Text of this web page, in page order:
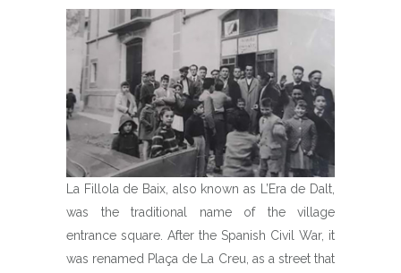
La Fillola de Baix, also known as L’Era de Dalt,
was the traditional name of the village
entrance square. After the Spanish Civil War, it
was renamed Plaça de La Creu, as a street that